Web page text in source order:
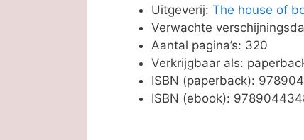
Uitgeverij: The house of
Verwachte
Aantal pagina’s: 320
Verkrijgbaar als:
ISBN (paperback):
ISBN (ebook):